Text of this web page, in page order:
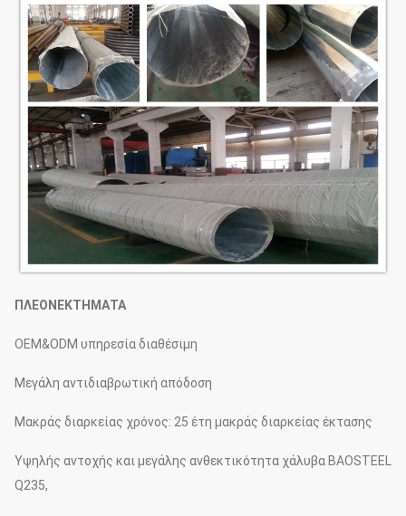
ΠΛΕΟΝΕΚΤΗΜΑΤΑ
OEM&ODM υπηρεσία διαθέσιμη
Μεγάλη αντιδιαβρωτική απόδοση
Μακράς διαρκείας χρόνος: 25 έτη μακράς διαρκείας έκτασης
Υψηλής αντοχής και μεγάλης ανθεκτικότητα χάλυβα BAOSTEEL
Q235,